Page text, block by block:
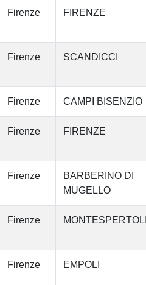
Firenze FIRENZE
Firenze SCANDICCI
Firenze CAMPI BISENZIO
Firenze FIRENZE
Firenze
BARBERINO DI
MUGELLO
Firenze MONTESPERTOLI
Firenze EMPOLI